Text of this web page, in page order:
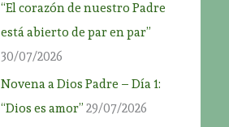
“El corazón de nuestro Padre
está abierto de par en par”
30/07/2026
Novena a Dios Padre – Día 1:
“Dios es amor” 29/07/2026